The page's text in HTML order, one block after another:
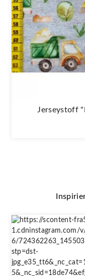
Jerseystoff